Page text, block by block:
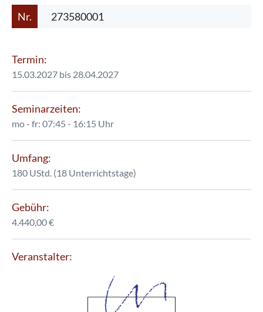
Nr. 273580001
Termin:
15.03.2027 bis 28.04.2027
Seminarzeiten:
mo - fr: 07:45 - 16:15 Uhr
Umfang:
180 UStd. (18 Unterrichtstage)
Gebühr:
4.440,00 €
Veranstalter: